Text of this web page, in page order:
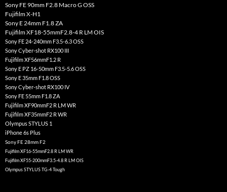
Sony FE 90mm F2.8 Macro G OSS
Fujifilm X-H1
Sony E 24mm F1.8 ZA
Fujifilm XF18-55mmF2.8-4 R LM OIS
Sony FE 24-240mm F3.5-6.3 OSS
Sony Cyber-shot RX100 III
Fujifilm XF56mmF1.2 R
Sony E PZ 16-50mm F3.5-5.6 OSS
Sony E 35mm F1.8 OSS
Sony Cyber-shot RX100 IV
Sony FE 55mm F1.8 ZA
Fujifilm XF90mmF2 R LM WR
Fujifilm XF35mmF2 R WR
Olympus STYLUS 1
iPhone 6s Plus
Sony FE 28mm F2
Fujifilm XF16-55mmF2.8 R LM WR
Fujifilm XF55-200mmF3.5-4.8 R LM OIS
Olympus STYLUS TG-4 Tough